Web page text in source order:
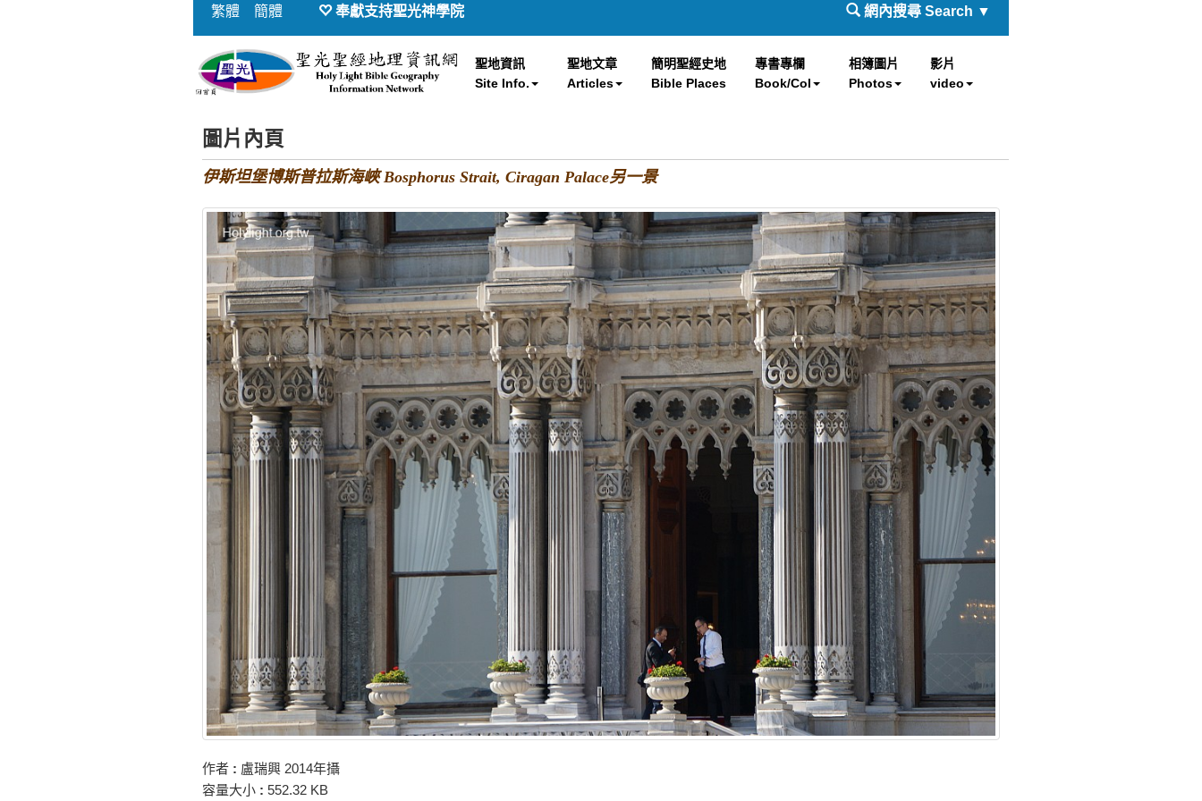
繁體 簡體 奉獻支持聖光神學院 網內搜尋 Search ▼
聖地資訊
Site Info.
聖地文章
Articles
簡明聖經史地
Bible Places
專書專欄
Book/Col
相簿圖片
Photos
影片
video
圖片內頁
伊斯坦堡博斯普拉斯海峽 Bosphorus Strait, Ciragan Palace另一景
作者 : 盧瑞興 2014年攝
容量大小 : 552.32 KB